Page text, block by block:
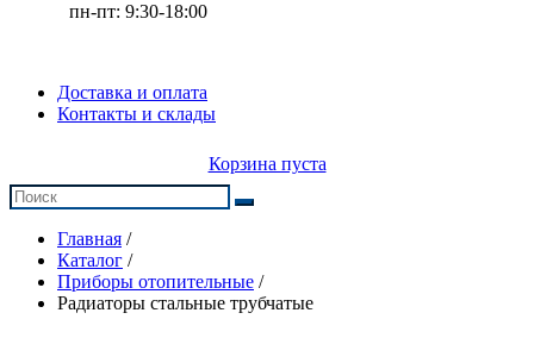
пн-пт: 9:30-18:00
Доставка и оплата
Контакты и склады
Корзина пуста
Главная /
Каталог /
Приборы отопительные /
Радиаторы стальные трубчатые